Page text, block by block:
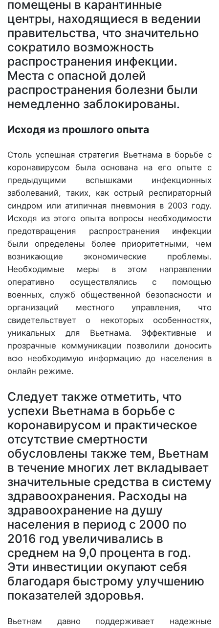
помещены в карантинные
центры, находящиеся в ведении
правительства, что значительно
сократило возможность
распространения инфекции.
Места с опасной долей
распространения болезни были
немедленно заблокированы.
Исходя из прошлого опыта
Столь успешная стратегия Вьетнама в борьбе с
коронавирусом была основана на его опыте с
предыдущими вспышками инфекционных
заболеваний, таких, как острый респираторный
синдром или атипичная пневмония в 2003 году.
Исходя из этого опыта вопросы необходимости
предотвращения распространения инфекции
были определены более приоритетными, чем
возникающие экономические проблемы.
Необходимые меры в этом направлении
оперативно осуществлялись с помощью
военных, служб общественной безопасности и
организаций местного управления, что
свидетельствует о некоторых особенностях,
уникальных для Вьетнама. Эффективные и
прозрачные коммуникации позволили доносить
всю необходимую информацию до населения в
онлайн режиме.
Следует также отметить, что
успехи Вьетнама в борьбе с
коронавирусом и практическое
отсутствие смертности
обусловлены также тем, Вьетнам
в течение многих лет вкладывает
значительные средства в систему
здравоохранения. Расходы на
здравоохранение на душу
населения в период с 2000 по
2016 год увеличивались в
среднем на 9,0 процента в год.
Эти инвестиции окупают себя
благодаря быстрому улучшению
показателей здоровья.
Вьетнам давно поддерживает надежные